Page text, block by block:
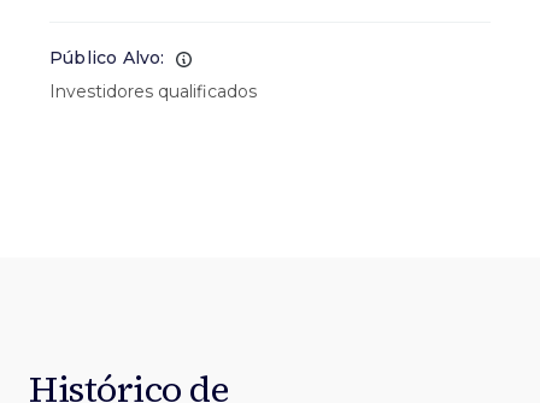
Público Alvo:
Investidores qualificados
Histórico de